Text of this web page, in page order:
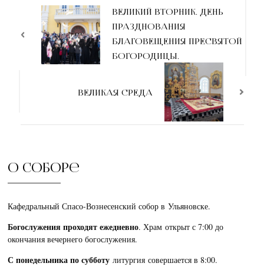
ВЕЛИКИЙ ВТОРНИК. ДЕНЬ
ПРАЗДНОВАНИЯ
БЛАГОВЕЩЕНИЯ ПРЕСВЯТОЙ
БОГОРОДИЦЫ.
ВЕЛИКАЯ СРЕДА
О соборе
Кафедральный Спасо-Вознесенский собор в Ульяновске.
Богослужения проходят ежедневно. Храм открыт с 7:00 до
окончания вечернего богослужения.
С понедельника по субботулитургия совершается в 8:00.